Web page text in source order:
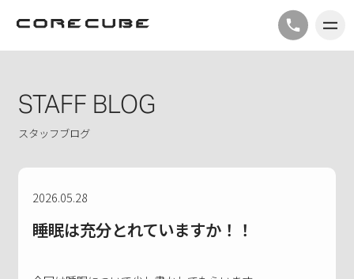
STAFF BLOG
スタッフブログ
2026.05.28
睡眠は充分とれていますか！！